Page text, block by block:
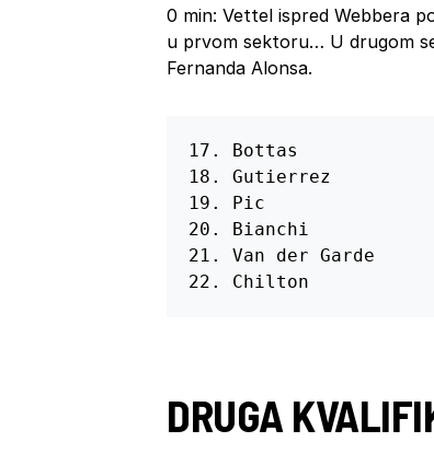
0 min: Vettel ispred Webbera
u prvom sektoru… U drugom
Fernanda Alonsa.
17. Bottas
18. Gutierrez
19. Pic
20. Bianchi
21. Van der Garde
22. Chilton
DRUGA